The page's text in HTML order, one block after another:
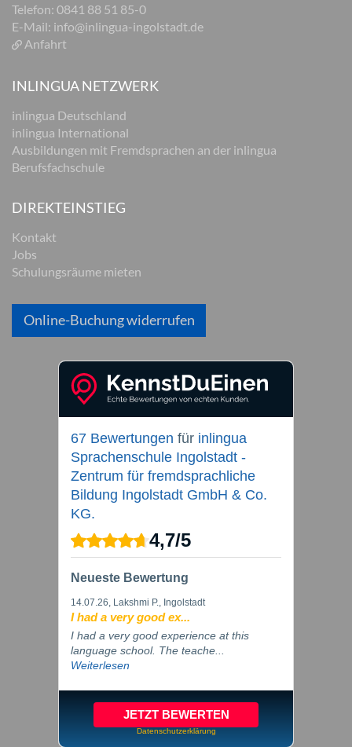
Telefon: 0841 88 51 85-0
E-Mail: info@inlingua-ingolstadt.de
Anfahrt
INLINGUA NETZWERK
inlingua Deutschland
inlingua International
Ausbildungen mit Fremdsprachen an der inlingua
Berufsfachschule
DIREKTEINSTIEG
Kontakt
Jobs
Schulungsräume mieten
Online-Buchung widerrufen
67 Bewertungen für inlingua
Sprachenschule Ingolstadt -
Zentrum für fremdsprachliche
Bildung Ingolstadt GmbH & Co.
KG.
4,7/5
Neueste Bewertung
14.07.26, Lakshmi P., Ingolstadt
I had a very good ex...
I had a very good experience at this
language school. The teache...
Weiterlesen
JETZT BEWERTEN
Datenschutzerklärung